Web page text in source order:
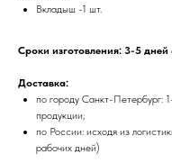
Вкладыш -1 шт.
Сроки изготовления: 3-5
Доставка:
по городу Санкт-Петербург:
продукции;
по России: исходя из
рабочих дней)